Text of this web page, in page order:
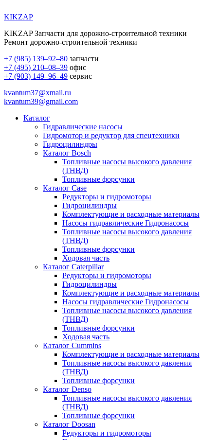
KIKZAP
KIKZAP Запчасти для дорожно-строительной техники
Ремонт дорожно-строительной техники
+7 (985) 139–92–80 запчасти
+7 (495) 210–08–39 офис
+7 (903) 149–96–49 сервис
kvantum37@xmail.ru
kvantum39@gmail.com
Каталог
Гидравлические насосы
Гидромотор и редуктор для спецтехники
Гидроцилиндры
Каталог Bosch
Топливные насосы высокого давления
(ТНВД)
Топливные форсунки
Каталог Case
Редукторы и гидромоторы
Гидроцилиндры
Комплектующие и расходные материалы
Насосы гидравлические Гидронасосы
Топливные насосы высокого давления
(ТНВД)
Топливные форсунки
Ходовая часть
Каталог Caterpillar
Редукторы и гидромоторы
Гидроцилиндры
Комплектующие и расходные материалы
Насосы гидравлические Гидронасосы
Топливные насосы высокого давления
(ТНВД)
Топливные форсунки
Ходовая часть
Каталог Cummins
Комплектующие и расходные материалы
Топливные насосы высокого давления
(ТНВД)
Топливные форсунки
Каталог Denso
Топливные насосы высокого давления
(ТНВД)
Топливные форсунки
Каталог Doosan
Редукторы и гидромоторы